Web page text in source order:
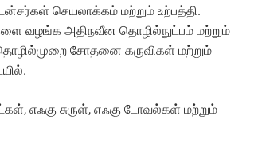
செயலாக்கம் மற்றும் உற்பத்தி.
வழங்க அதிநவீன தொழில்நுட்பம் மற்றும்
சோதனை கருவிகள் மற்றும்
எஃகு சுருள், எஃகு டோவல்கள் மற்றும்